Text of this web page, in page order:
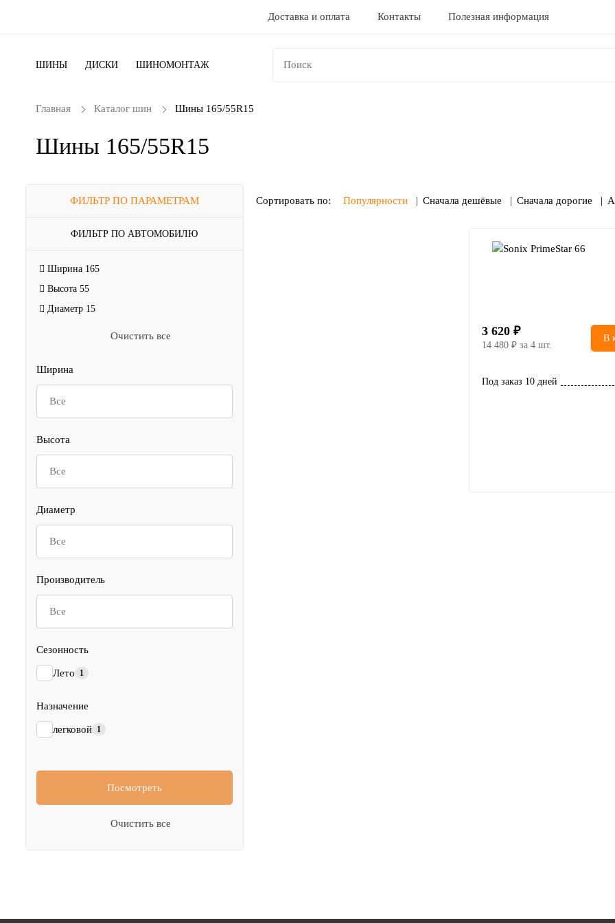
Доставка и оплата Контакты Полезная информация
ШИНЫ ДИСКИ ШИНОМОНТАЖ
Главная Каталог шин Шины 165/55R15
Шины 165/55R15
ФИЛЬТР ПО ПАРАМЕТРАМ
ФИЛЬТР ПО АВТОМОБИЛЮ
Ширина 165
Высота 55
Диаметр 15
Очистить все
Ширина
Все
Высота
Все
Диаметр
Все
Производитель
Все
Сезонность
Лето 1
Назначение
легковой 1
Посмотреть
Очистить все
Сортировать по: Популярности Сначала дешёвые Сначала дорогие
3 620
14 480 за 4 шт.
В
Под заказ 10 дней